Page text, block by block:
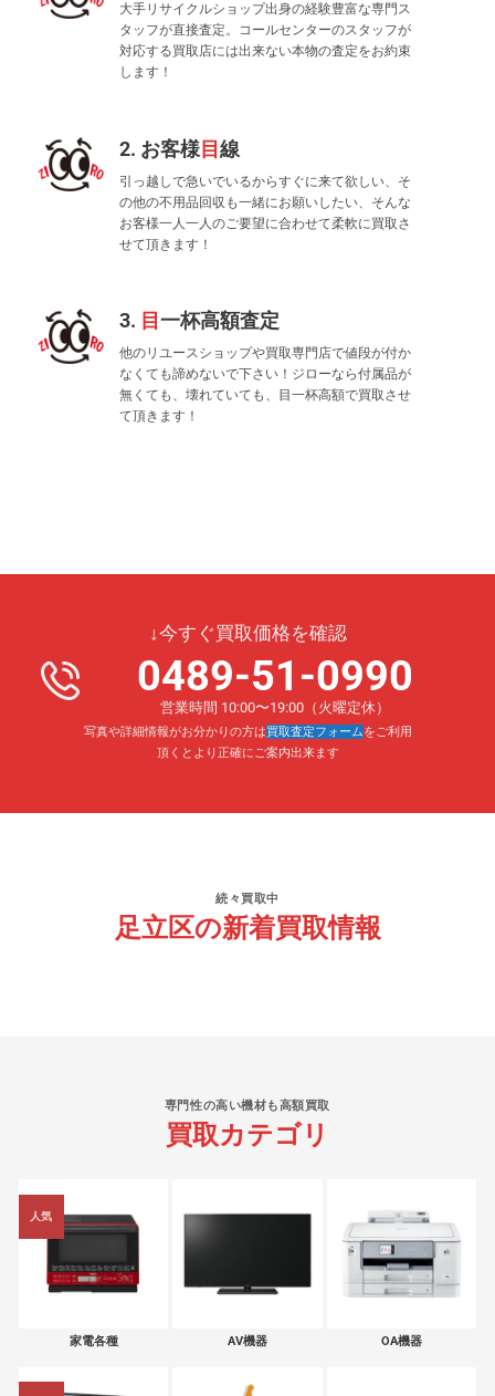
大手リサイクルショップ出身の経験豊富な専門ス
タッフが直接査定。コールセンターのスタッフが
対応する買取店には出来ない本物の査定をお約束
します！
2. お客様目線
引っ越しで急いでいるからすぐに来て欲しい、そ
の他の不用品回収も一緒にお願いしたい、そんな
お客様一人一人のご要望に合わせて柔軟に買取さ
せて頂きます！
3. 目一杯高額査定
他のリユースショップや買取専門店で値段が付か
なくても諦めないで下さい！ジローなら付属品が
無くても、壊れていても、目一杯高額で買取させ
て頂きます！
↓今すぐ買取価格を確認
0489-51-0990
営業時間 10:00〜19:00（火曜定休）
写真や詳細情報がお分かりの方は買取査定フォームをご利用
頂くとより正確にご案内出来ます
続々買取中
足立区の新着買取情報
専門性の高い機材も高額買取
買取カテゴリ
人気
家電各種 AV機器 OA機器